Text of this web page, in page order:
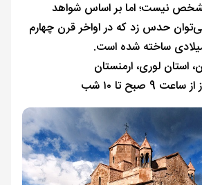
نیست؛ اما بر اساس شواهد
حدس زد که در اواخر قرن چهارم
ساخته شده است.
استان لوری، ارمنستان
9 صبح تا ۱۰ شب